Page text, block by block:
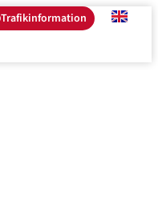
Trafikinformation